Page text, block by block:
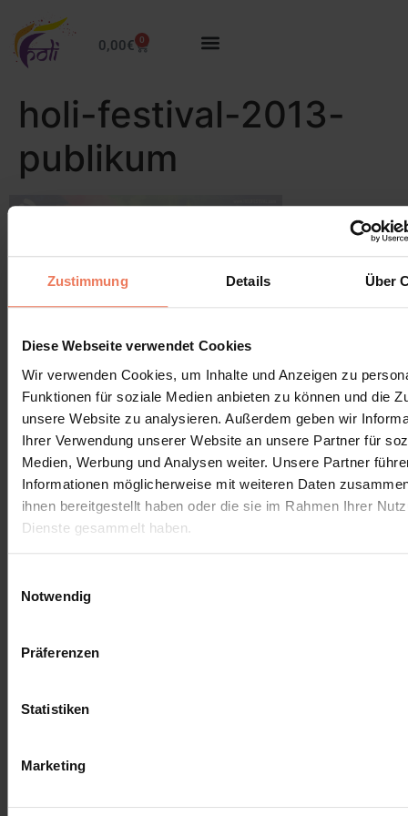
Zustimmung Details Über
Diese Webseite verwendet Cookies
Wir verwenden Cookies, um Inhalte und Anzeigen zu
Funktionen für soziale Medien anbieten zu können und die
unsere Website zu analysieren. Außerdem geben wir
Ihrer Verwendung unserer Website an unsere Partner für
Medien, Werbung und Analysen weiter. Unsere Partner
Informationen möglicherweise mit weiteren Daten
ihnen bereitgestellt haben oder die sie im Rahmen Ihrer
Dienste gesammelt haben.
Notwendig
Präferenzen
Statistiken
Marketing
0,00€ 0
holi-festival-2013-
publikum
Leave a Reply
You must belogged into post a comment.